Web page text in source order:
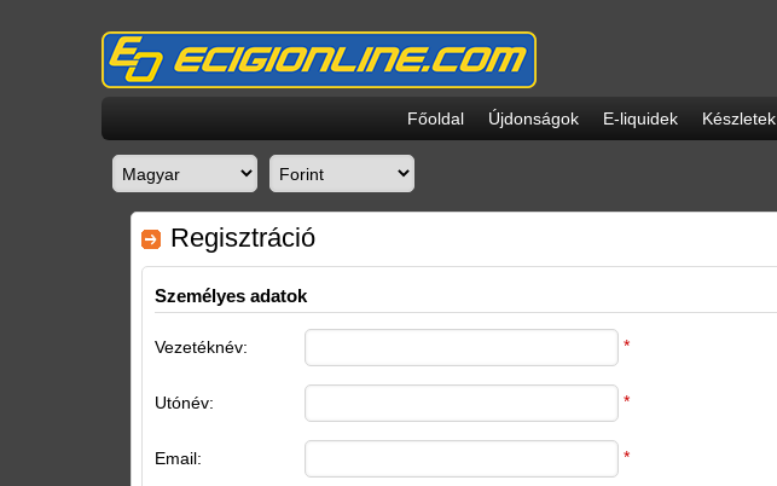
Főoldal Újdonságok E-liquidek Készletek
Regisztráció
Személyes adatok
Vezetéknév: *
Utónév: *
Email: *